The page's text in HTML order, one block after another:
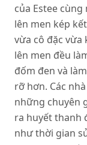
của Estee
lên men kép
vừa cô đặc vừa
lên men đều
đốm đen và
rỡ hơn. Các
những chuyên
ra huyết thanh
như thời gian